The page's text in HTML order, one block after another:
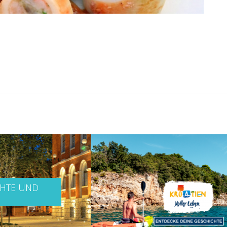
UND